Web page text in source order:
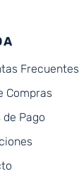
Frecuentes
Compras
de Pago